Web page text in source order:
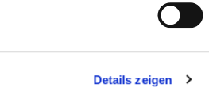
Details zeigen